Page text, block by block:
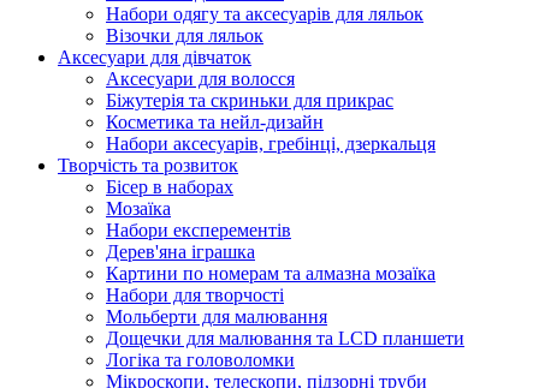
Набори одягу та аксесуарів для ляльок
Візочки для ляльок
Аксесуари для дівчаток
Аксесуари для волосся
Біжутерія та скриньки для прикрас
Косметика та нейл-дизайн
Набори аксесуарів, гребінці, дзеркальця
Творчість та розвиток
Бісер в наборах
Мозаїка
Набори експерементів
Дерев'яна іграшка
Картини по номерам та алмазна мозаїка
Набори для творчості
Мольберти для малювання
Дощечки для малювання та LCD планшети
Логіка та головоломки
Мікроскопи, телескопи, підзорні труби